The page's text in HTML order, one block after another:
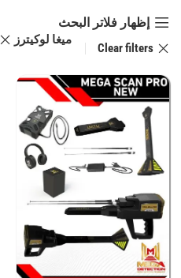
إظهار فلاتر البحث
Clear filters
ميغا لوكيترز